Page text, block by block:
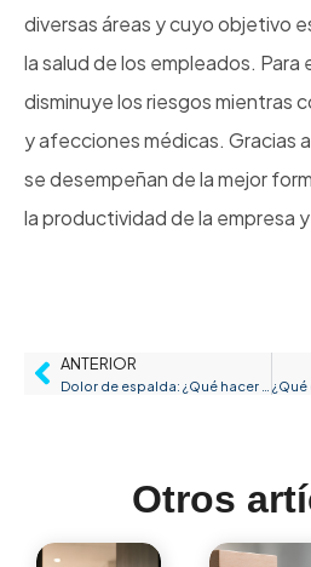
diversas áreas y cuyo objetivo
la salud de los empleados. Para
disminuye los riesgos mientras
y afecciones médicas. Gracias
se desempeñan de la mejor
la productividad de la empresa
ANTERIOR
Otros